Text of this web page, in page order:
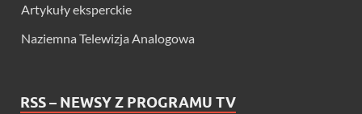
Artykuły eksperckie
Naziemna Telewizja Analogowa
RSS – NEWSY Z PROGRAMU TV